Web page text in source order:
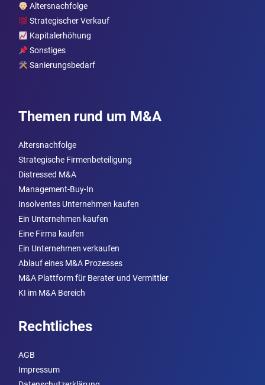
Altersnachfolge
Strategischer Verkauf
Kapitalerhöhung
Sonstiges
Sanierungsbedarf
Themen rund um M&A
Altersnachfolge
Strategische Firmenbeteiligung
Distressed M&A
Management-Buy-In
Insolventes Unternehmen kaufen
Ein Unternehmen kaufen
Eine Firma kaufen
Ein Unternehmen verkaufen
Ablauf eines M&A Prozesses
M&A Plattform für Berater und Vermittler
KI im M&A Bereich
Rechtliches
AGB
Impressum